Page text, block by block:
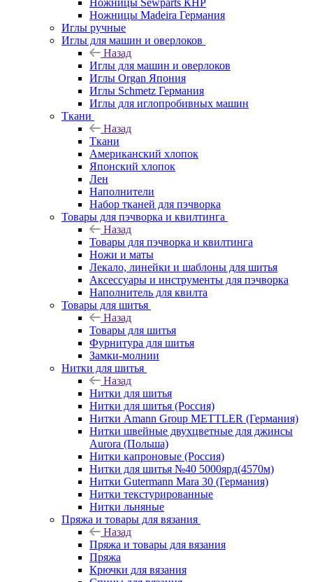
Ножницы Sewparts КНР
Ножницы Madeira Германия
Иглы ручные
Иглы для машин и оверлоков
Назад
Иглы для машин и оверлоков
Иглы Organ Япония
Иглы Schmetz Германия
Иглы для иглопробивных машин
Ткани
Назад
Ткани
Американский хлопок
Японский хлопок
Лен
Наполнители
Набор тканей для пэчворка
Товары для пэчворка и квилтинга
Назад
Товары для пэчворка и квилтинга
Ножи и маты
Лекало, линейки и шаблоны для шитья
Аксессуары и инструменты для пэчворка
Наполнитель для квилта
Товары для шитья
Назад
Товары для шитья
Фурнитура для шитья
Замки-молнии
Нитки для шитья
Назад
Нитки для шитья
Нитки для шитья (Россия)
Нитки Amann Group METTLER (Германия)
Нитки швейные двухцветные для джинсы
Aurora (Польша)
Нитки капроновые (Россия)
Нитки для шитья №40 5000ярд(4570м)
Нитки Gutermann Mara 30 (Германия)
Нитки текстурированные
Нитки льняные
Пряжа и товары для вязания
Назад
Пряжа и товары для вязания
Пряжа
Крючки для вязания